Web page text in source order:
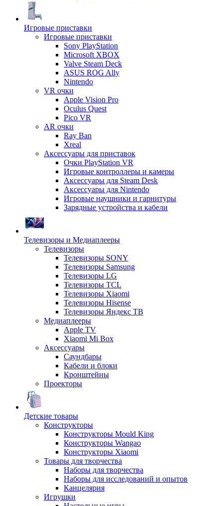
Игровые приставки
Игровые приставки
Sony PlayStation
Microsoft XBOX
Valve Steam Deck
ASUS ROG Ally
Nintendo
VR очки
Apple Vision Pro
Oculus Quest
Pico VR
AR очки
Ray Ban
Xreal
Аксессуары для приставок
Очки PlayStation VR
Игровые контроллеры и камеры
Аксессуары для Steam Desk
Аксессуары для Nintendo
Игровые наушники и гарнитуры
Зарядные устройства и кабели
Телевизоры и Медиаплееры
Телевизоры
Телевизоры SONY
Телевизоры Samsung
Телевизоры LG
Телевизоры TCL
Телевизоры Xiaomi
Телевизоры Hisense
Телевизоры Яндекс ТВ
Медиаплееры
Apple TV
Xiaomi Mi Box
Аксессуары
Саундбары
Кабели и блоки
Кронштейны
Проекторы
Детские товары
Конструкторы
Конструкторы Mould King
Конструкторы Wangao
Конструкторы Xiaomi
Товары для творчества
Наборы для творчества
Наборы для исследований и опытов
Канцелярия
Игрушки